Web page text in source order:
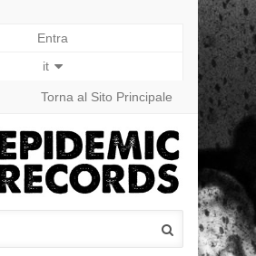
Entra
it
Torna al Sito Principale